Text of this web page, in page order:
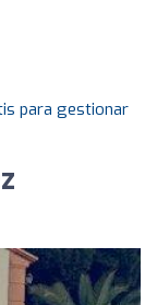
para gestionar